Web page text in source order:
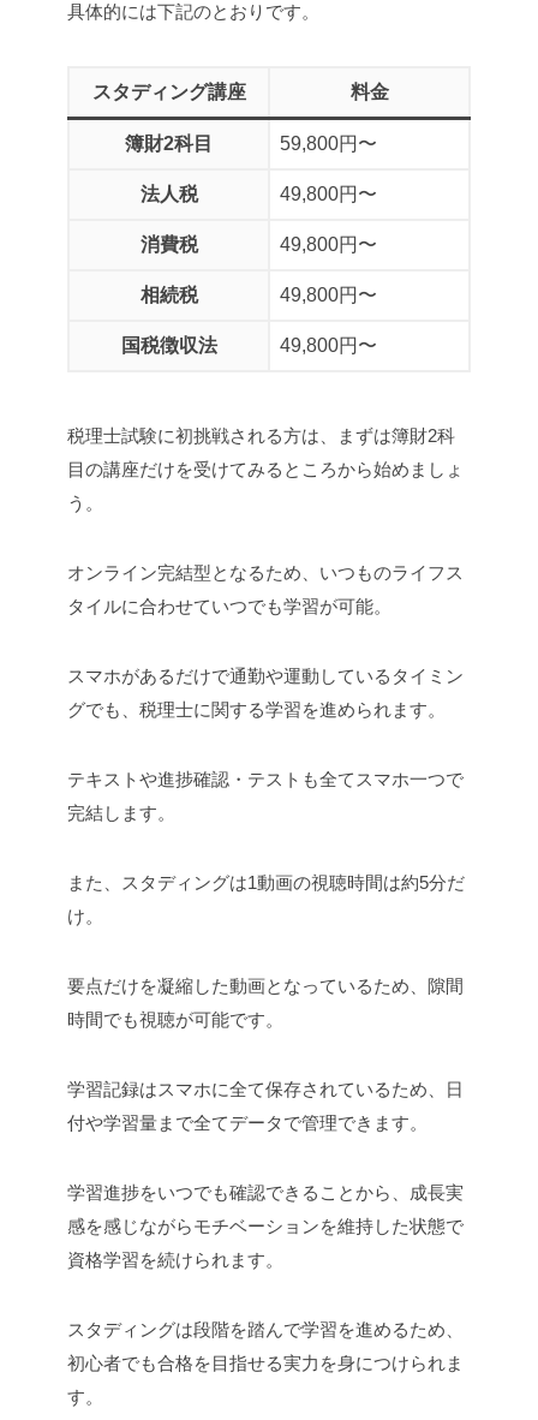
具体的には下記のとおりです。
スタディング講座 料金
簿財2科目 59,800円〜
法人税 49,800円〜
消費税 49,800円〜
相続税 49,800円〜
国税徴収法 49,800円〜
税理士試験に初挑戦される方は、まずは簿財2科
目の講座だけを受けてみるところから始めましょ
う。
オンライン完結型となるため、いつものライフス
タイルに合わせていつでも学習が可能。
スマホがあるだけで通勤や運動しているタイミン
グでも、税理士に関する学習を進められます。
テキストや進捗確認・テストも全てスマホ一つで
完結します。
また、スタディングは1動画の視聴時間は約5分だ
け。
要点だけを凝縮した動画となっているため、隙間
時間でも視聴が可能です。
学習記録はスマホに全て保存されているため、日
付や学習量まで全てデータで管理できます。
学習進捗をいつでも確認できることから、成長実
感を感じながらモチベーションを維持した状態で
資格学習を続けられます。
スタディングは段階を踏んで学習を進めるため、
初心者でも合格を目指せる実力を身につけられま
す。